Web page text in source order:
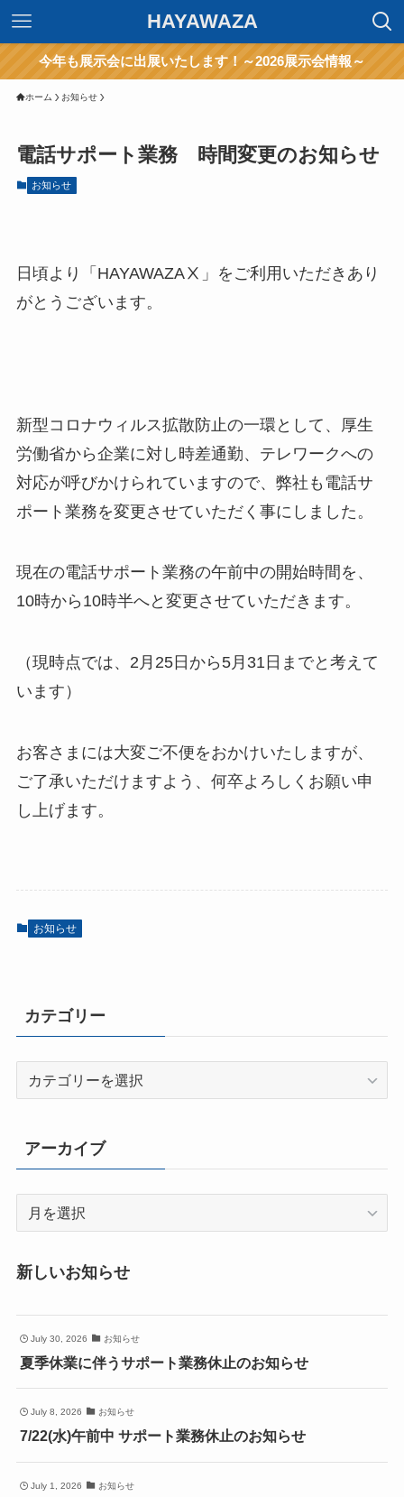
HAYAWAZA
今年も展示会に出展いたします！～2026展示会情報～
ホーム お知らせ
電話サポート業務 時間変更のお知らせ
お知らせ
日頃より「HAYAWAZAⅩ」をご利用いただきあり
がとうございます。
新型コロナウィルス拡散防止の一環として、厚生
労働省から企業に対し時差通勤、テレワークへの
対応が呼びかけられていますので、弊社も電話サ
ポート業務を変更させていただく事にしました。
現在の電話サポート業務の午前中の開始時間を、
10時から10時半へと変更させていただきます。
（現時点では、2月25日から5月31日までと考えて
います）
お客さまには大変ご不便をおかけいたしますが、
ご了承いただけますよう、何卒よろしくお願い申
し上げます。
お知らせ
カテゴリー
リ
ー
アーカイブ
イ
新しいお知らせ
July 30, 2026 お知らせ
夏季休業に伴うサポート業務休止のお知らせ
July 8, 2026 お知らせ
7/22(水)午前中 サポート業務休止のお知らせ
July 1, 2026 お知らせ